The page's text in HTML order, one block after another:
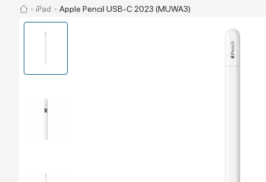
iPad Apple Pencil USB-C 2023 (MUWA3)